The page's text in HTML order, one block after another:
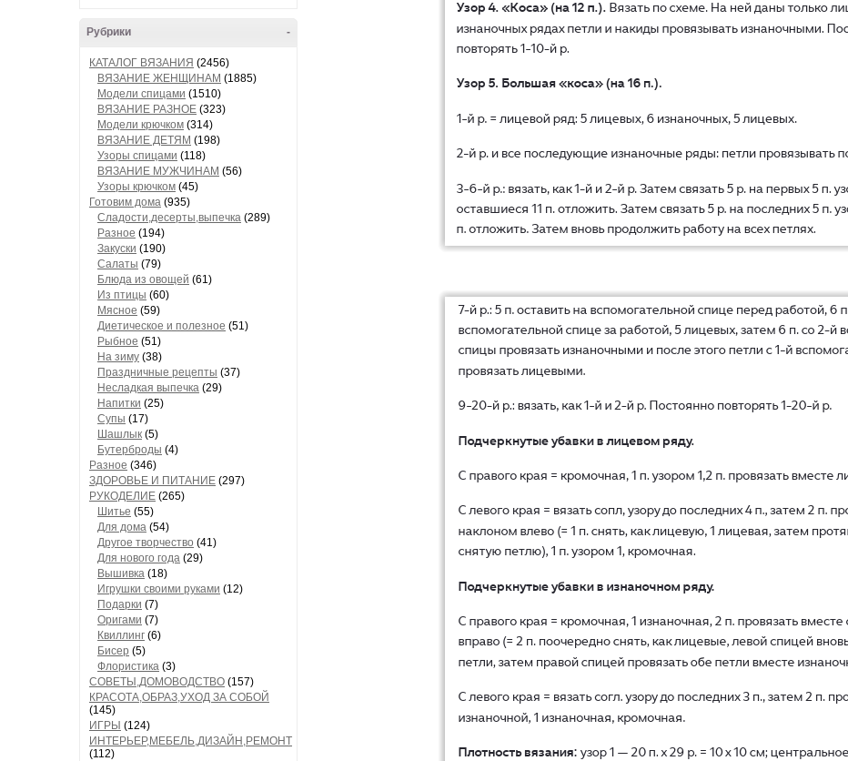
-
Рубрики
КАТАЛОГ ВЯЗАНИЯ (2456)
ВЯЗАНИЕ ЖЕНЩИНАМ (1885)
Модели спицами (1510)
ВЯЗАНИЕ РАЗНОЕ (323)
Модели крючком (314)
ВЯЗАНИЕ ДЕТЯМ (198)
Узоры спицами (118)
ВЯЗАНИЕ МУЖЧИНАМ (56)
Узоры крючком (45)
Готовим дома (935)
Сладости,десерты,выпечка (289)
Разное (194)
Закуски (190)
Салаты (79)
Блюда из овощей (61)
Из птицы (60)
Мясное (59)
Диетическое и полезное (51)
Рыбное (51)
На зиму (38)
Праздничные рецепты (37)
Несладкая выпечка (29)
Напитки (25)
Супы (17)
Шашлык (5)
Бутерброды (4)
Разное (346)
ЗДОРОВЬЕ И ПИТАНИЕ (297)
РУКОДЕЛИЕ (265)
Шитье (55)
Для дома (54)
Другое творчество (41)
Для нового года (29)
Вышивка (18)
Игрушки своими руками (12)
Подарки (7)
Оригами (7)
Квиллинг (6)
Бисер (5)
Флористика (3)
СОВЕТЫ,ДОМОВОДСТВО (157)
КРАСОТА,ОБРАЗ,УХОД ЗА СОБОЙ
(145)
ИГРЫ (124)
ИНТЕРЬЕР,МЕБЕЛЬ,ДИЗАЙН,РЕМОНТ
(112)